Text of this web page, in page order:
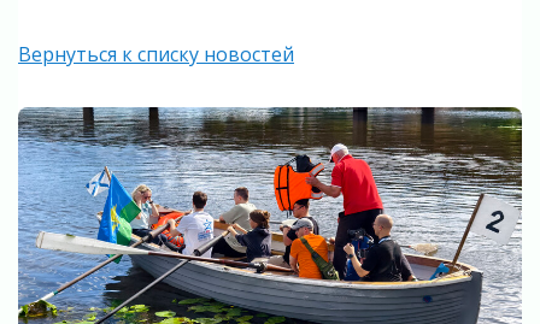
Вернуться к списку новостей